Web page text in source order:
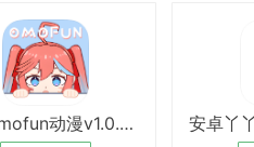
安卓omofun动漫v1.0.51绿化版